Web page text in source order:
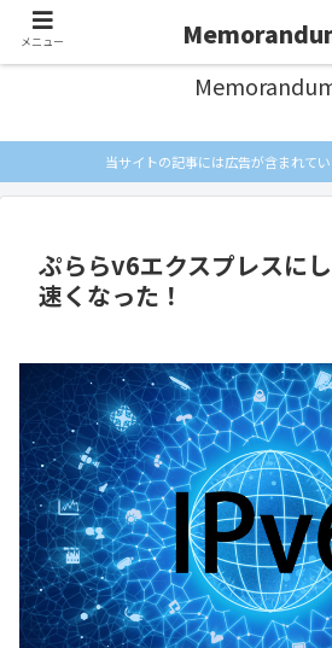
忘れないようにメモし
当サイトの記事には広告が含まれて
ぷららv6エクスプレスに
速くなった！
メニュー